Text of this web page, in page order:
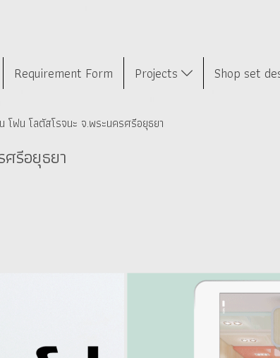
Requirement Form Projects Shop set
โฟน โลตัสโรจนะ จ.พระนครศรีอยุธยา
รีอยุธยา